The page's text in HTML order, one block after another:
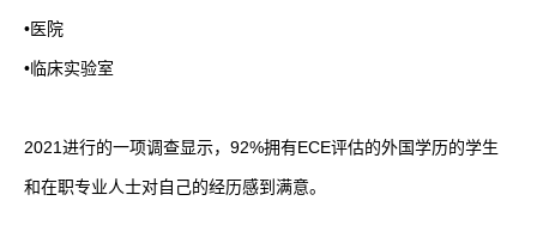
•医院
•临床实验室
2021进行的一项调查显示， 92%拥有ECE评估的外国学历的学生
和在职专业人士对自己的经历感到满意。